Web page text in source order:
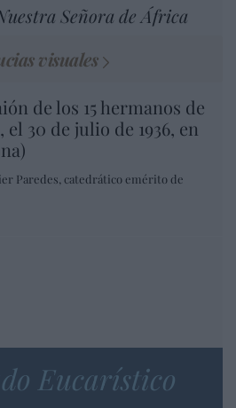
Señora de África
visuales
de los 15 hermanos de
el 30 de julio de 1936, en
Paredes, catedrático emérito de
Eucarístico